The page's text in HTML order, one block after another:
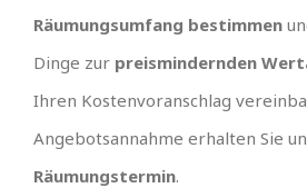
Räumungsumfang bestimmen
Dinge zur preismindernden
Ihren Kostenvoranschlag
Angebotsannahme erhalten Sie
Räumungstermin.